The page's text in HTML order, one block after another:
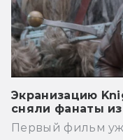
Экранизацию
сняли фанаты
Первый фильм